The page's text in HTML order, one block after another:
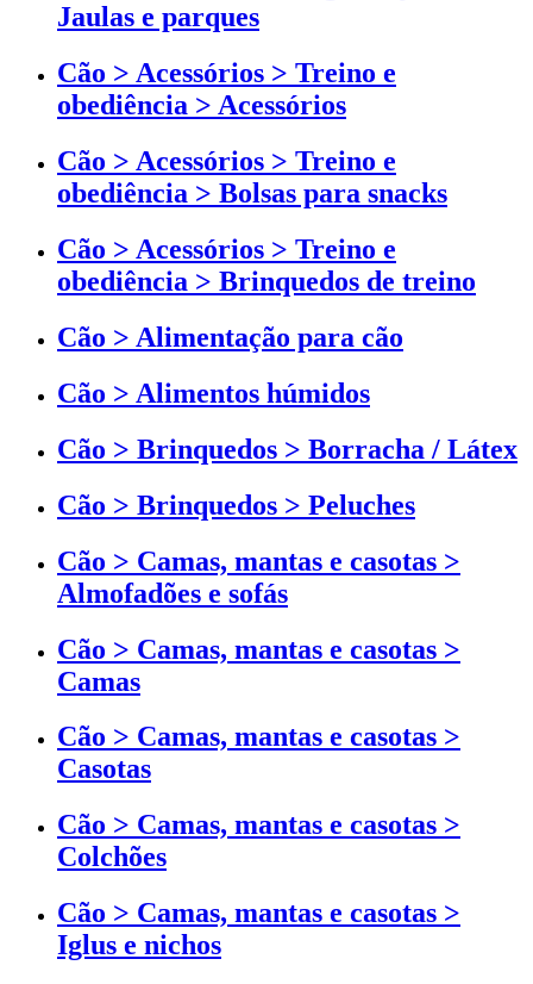
Jaulas e parques
Cão > Acessórios > Treino e
obediência > Acessórios
Cão > Acessórios > Treino e
obediência > Bolsas para snacks
Cão > Acessórios > Treino e
obediência > Brinquedos de treino
Cão > Alimentação para cão
Cão > Alimentos húmidos
Cão > Brinquedos > Borracha / Látex
Cão > Brinquedos > Peluches
Cão > Camas, mantas e casotas >
Almofadões e sofás
Cão > Camas, mantas e casotas >
Camas
Cão > Camas, mantas e casotas >
Casotas
Cão > Camas, mantas e casotas >
Colchões
Cão > Camas, mantas e casotas >
Iglus e nichos